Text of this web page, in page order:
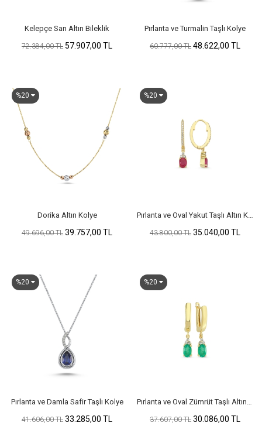
Kelepçe Sarı Altın Bileklik
72.384,00 TL 57.907,00 TL
Pırlanta ve Turmalin Taşlı Kolye
60.777,00 TL 48.622,00 TL
%20
Dorika Altın Kolye
49.696,00 TL 39.757,00 TL
%20
Pırlanta ve Oval Yakut Taşlı Altın Küpe
43.800,00 TL 35.040,00 TL
%20
Pırlanta ve Damla Safir Taşlı Kolye
41.606,00 TL 33.285,00 TL
%20
Pırlanta ve Oval Zümrüt Taşlı Altın Küpe
37.607,00 TL 30.086,00 TL